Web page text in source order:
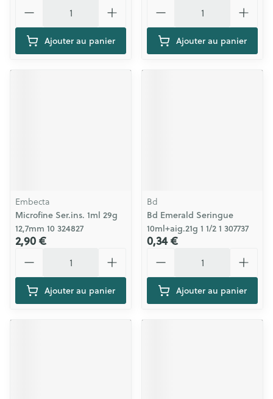
Ajouter au panier Ajouter au panier
Embecta
Microfine Ser.ins. 1ml 29g
12,7mm 10 324827
2,90 €
Ajouter au panier
Bd
Bd Emerald Seringue
10ml+aig.21g 1 1/2 1 307737
0,34 €
Ajouter au panier